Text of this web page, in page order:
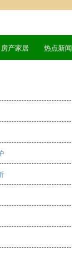
房产家居 热点新闻